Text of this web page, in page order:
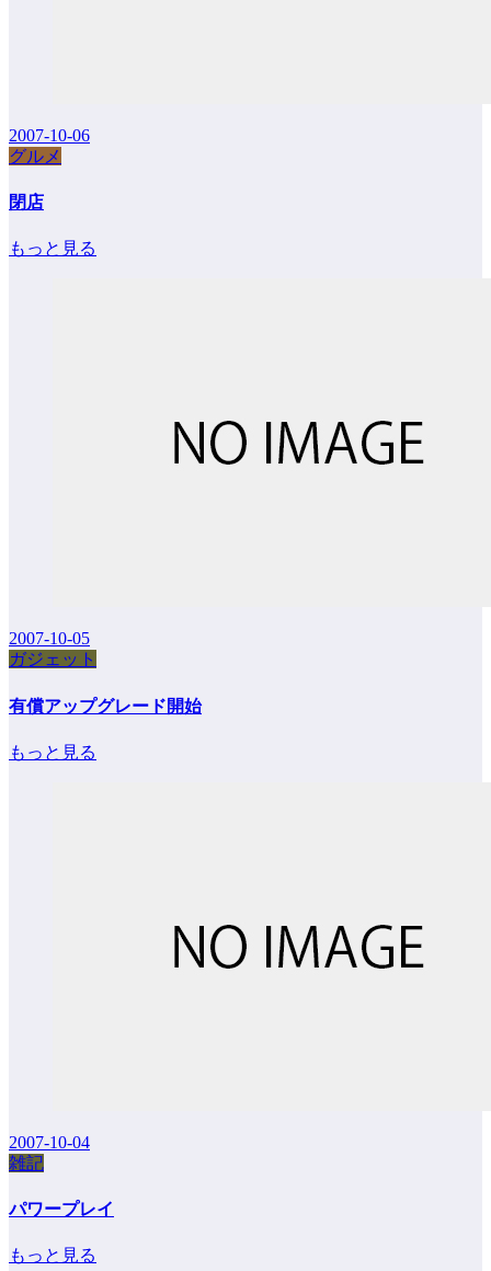
2007-10-06
グルメ
閉店
もっと見る
2007-10-05
ガジェット
有償アップグレード開始
もっと見る
2007-10-04
雑記
パワープレイ
もっと見る